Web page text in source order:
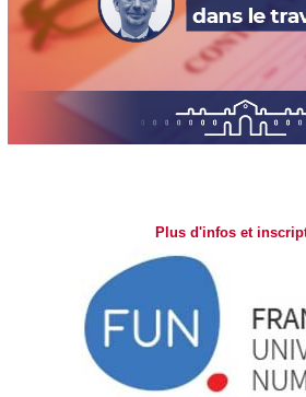
Plus d'infos et